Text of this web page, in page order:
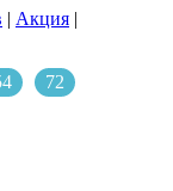
| Акция |
72